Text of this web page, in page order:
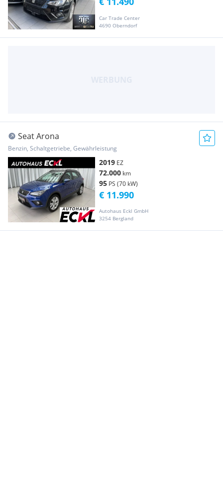
Car Trade Center
4690 Oberndorf
Seat Arona
Benzin, Schaltgetriebe, Gewährleistung
2019 EZ
72.000 km
95 PS (70 kW)
Autohaus Eckl GmbH
3254 Bergland
€ 11.990